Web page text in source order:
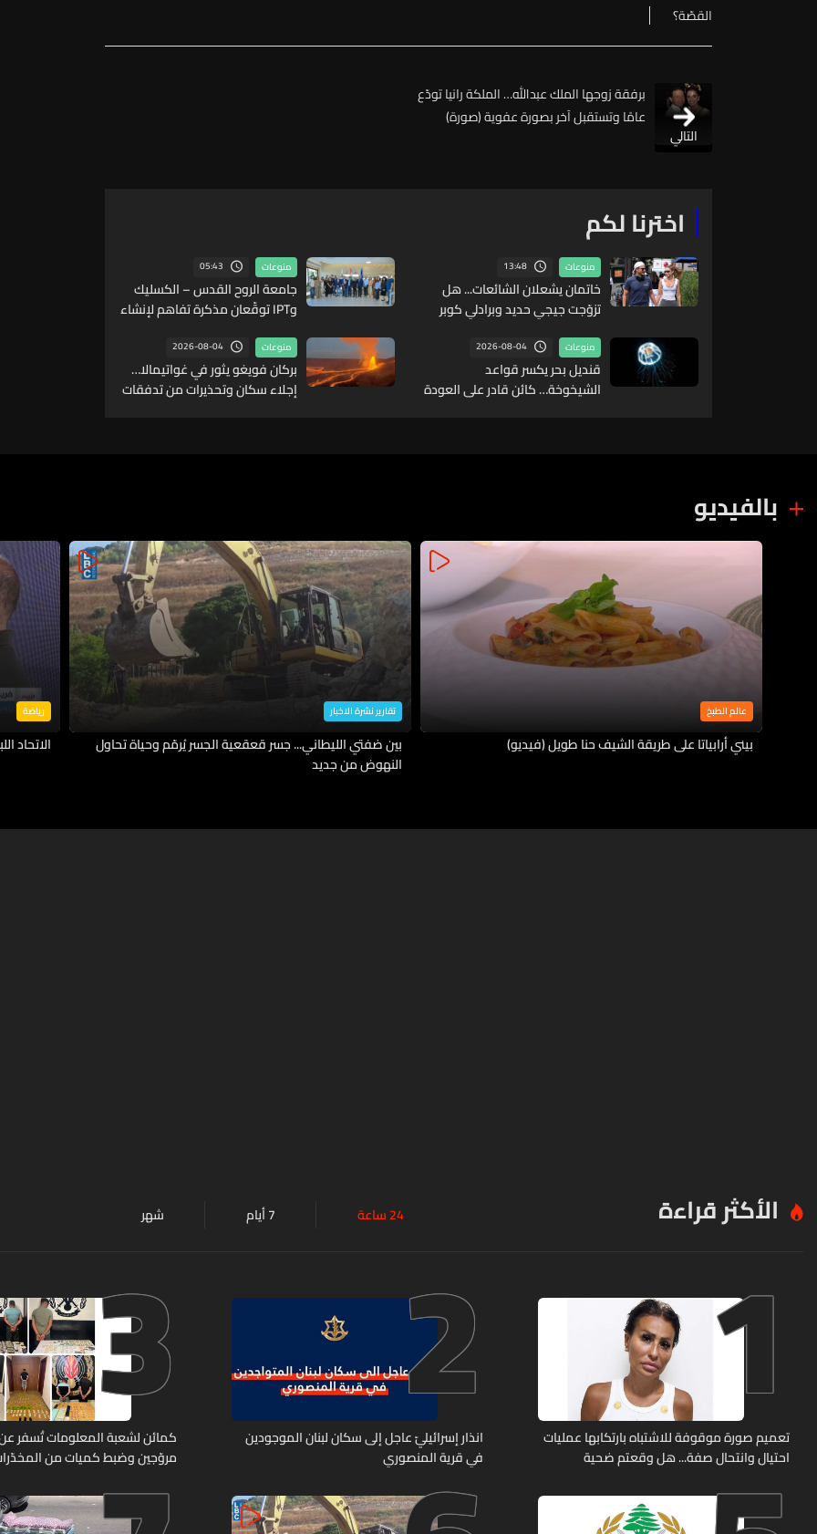
القصّة؟
التالي
برفقة زوجها الملك عبدالله… الملكة رانيا تودّع
عامًا وتستقبل آخر بصورة عفوية (صورة)
اخترنا لكم
منوعات 13:48
خاتمان يشعلان الشائعات... هل
تزوّجت جيجي حديد وبرادلي كوبر
منوعات 05:43
جامعة الروح القدس – الكسليك
وIPT توقّعان مذكرة تفاهم لإنشاء
منوعات 2026-08-04
قنديل بحر يكسر قواعد
الشيخوخة… كائن قادر على العودة
منوعات 2026-08-04
بركان فويغو يثور في غواتيمالا…
إجلاء سكان وتحذيرات من تدفقات
بالفيديو
عالم الطبخ
بيني أرابياتا على طريقة الشيف حنا طويل (فيديو)
تقارير نشرة الاخبار
بين ضفتي الليطاني... جسر قعقعية الجسر يُرمّم وحياة تحاول
النهوض من جديد
رياضة
الاتحاد
الأكثر قراءة 24 ساعة 7 أيام شهر 1
تعميم صورة موقوفة للاشتباه بارتكابها عمليات
احتيال وانتحال صفة... هل وقعتم ضحية
2
انذار إسرائيليّ عاجل إلى سكان لبنان الموجودين
في قرية المنصوري
3
مروّجين وضبط كميات من